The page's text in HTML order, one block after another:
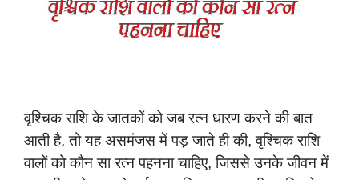
वृश्चिक राशि के जातकों को जब रत्न धारण करने की बात
आती है, तो यह असमंजस में पड़ जाते ही की, वृश्चिक राशि
वालों को कौन सा रत्न पहनना चाहिए, जिससे उनके जीवन में